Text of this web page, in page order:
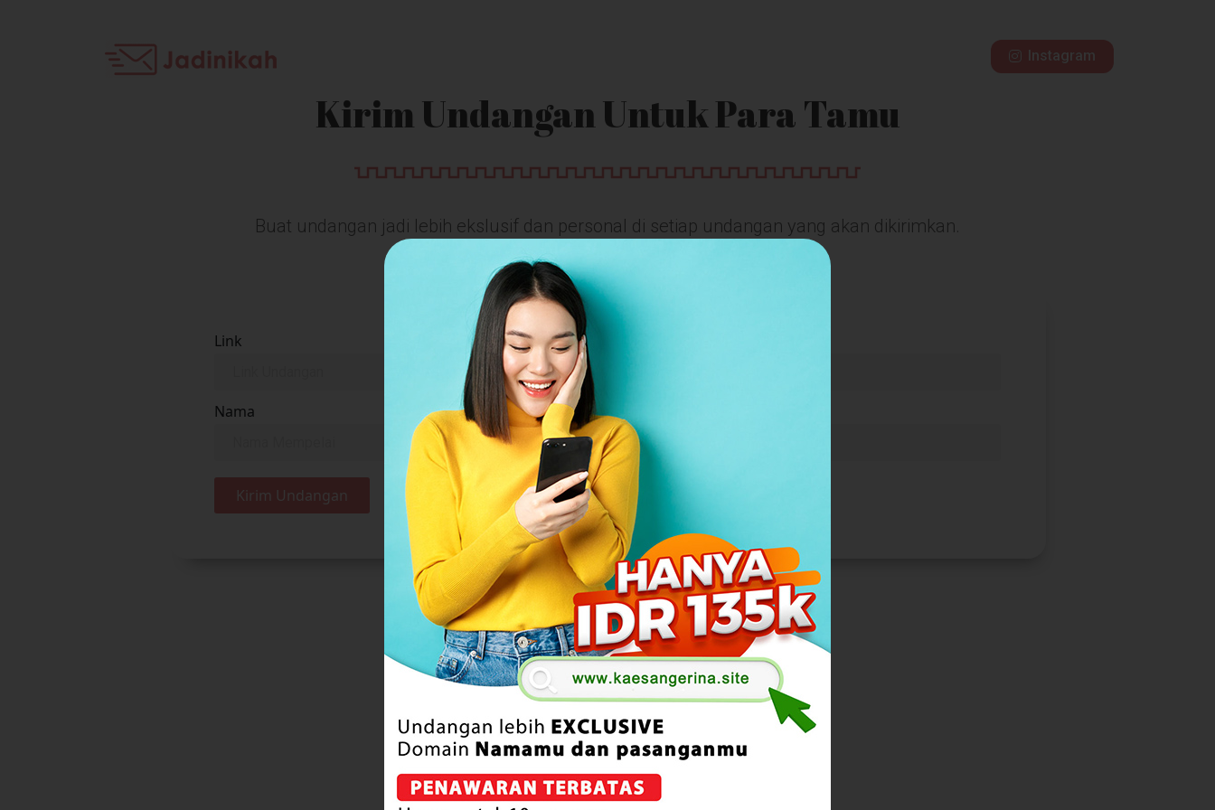
Instagram
Kirim Undangan Untuk Para Tamu
Buat undangan jadi lebih ekslusif dan personal di setiap undangan yang akan dikirimkan.
Link
Nama
Kirim Undangan